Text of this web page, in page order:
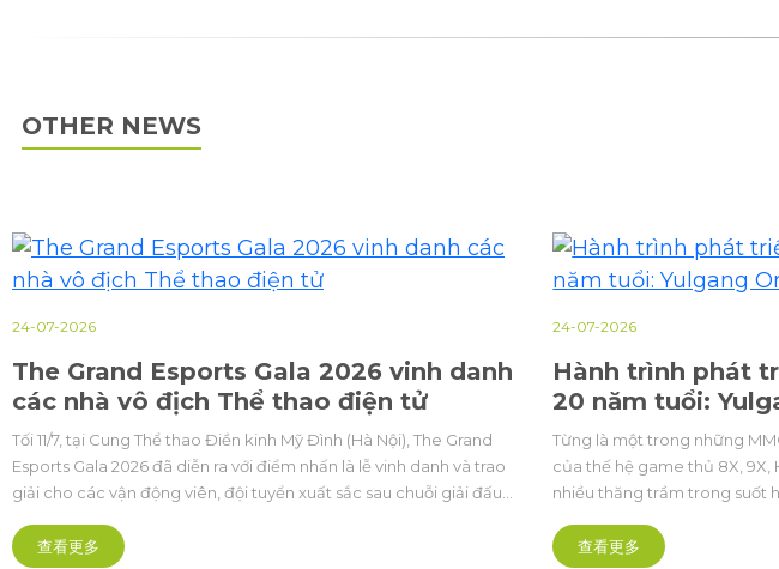
OTHER NEWS
24-07-2026
The Grand Esports Gala 2026 vinh danh
các nhà vô địch Thể thao điện tử
Tối 11/7, tại Cung Thể thao Điền kinh Mỹ Đình (Hà Nội), The Grand
Esports Gala 2026 đã diễn ra với điểm nhấn là lễ vinh danh và trao
giải cho các vận động viên, đội tuyển xuất sắc sau chuỗi giải đấu
VENC) và Esports Grand Championship (EGC).
查看更多
24-07-2026
Hành trình phát
20 năm tuổi:
khách PC
Từng là một trong những
của thế hệ game thủ 8X, 9X,
nhiều thăng trầm trong suốt
查看更多